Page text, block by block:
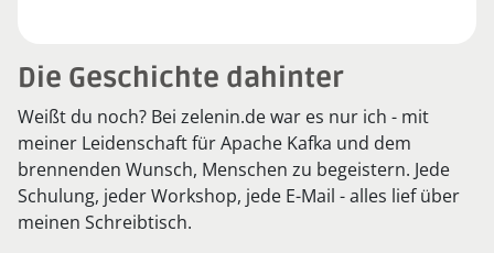
Die Geschichte dahinter
Weißt du noch? Bei zelenin.de war es nur ich - mit
meiner Leidenschaft für Apache Kafka und dem
brennenden Wunsch, Menschen zu begeistern. Jede
Schulung, jeder Workshop, jede E-Mail - alles lief über
meinen Schreibtisch.